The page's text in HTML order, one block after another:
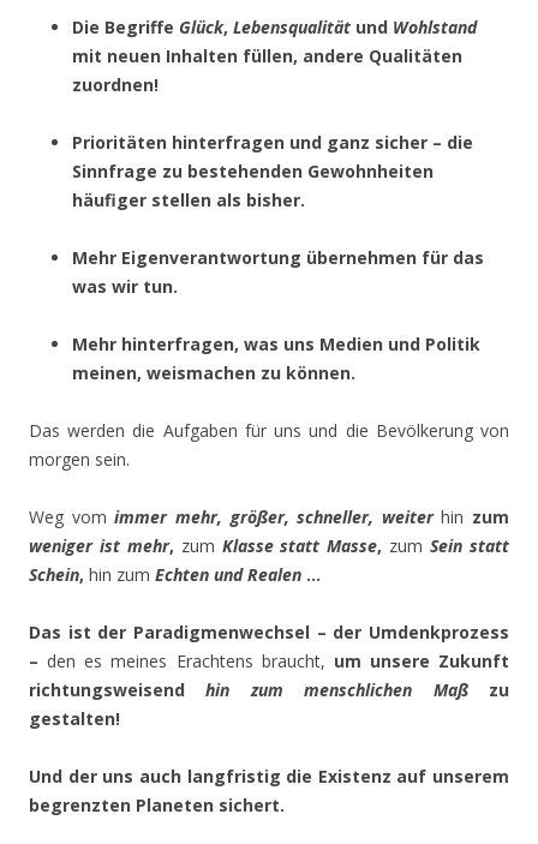
Die Begriffe Glück, Lebensqualität und Wohlstand
mit neuen Inhalten füllen, andere Qualitäten
zuordnen!
Prioritäten hinterfragen und ganz sicher – die
Sinnfrage zu bestehenden Gewohnheiten
häufiger stellen als bisher.
Mehr Eigenverantwortung übernehmen für das
was wir tun.
Mehr hinterfragen, was uns Medien und Politik
meinen, weismachen zu können.
Das werden die Aufgaben für uns und die Bevölkerung von
morgen sein.
Weg vom immer mehr, größer, schneller, weiterhin zum
weniger ist mehr, zum Klasse statt Masse, zum Sein statt
Schein, hin zum Echten und Realen …
Das ist der Paradigmenwechsel – der Umdenkprozess
– den es meines Erachtens braucht, um unsere Zukunft
richtungsweisendhin zum menschlichen Maßzu
gestalten!
Und der uns auch langfristig die Existenz auf unserem
begrenzten Planeten sichert.